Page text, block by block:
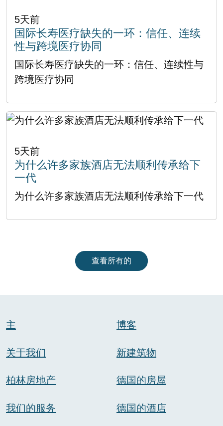
5天前
国际长寿医疗缺失的一环：信任、连续
性与跨境医疗协同
国际长寿医疗缺失的一环：信任、连续性与
跨境医疗协同
5天前
为什么许多家族酒店无法顺利传承给下
一代
为什么许多家族酒店无法顺利传承给下一代
查看所有的
主
关于我们
柏林房地产
我们的服务
博客
新建筑物
德国的房屋
德国的酒店